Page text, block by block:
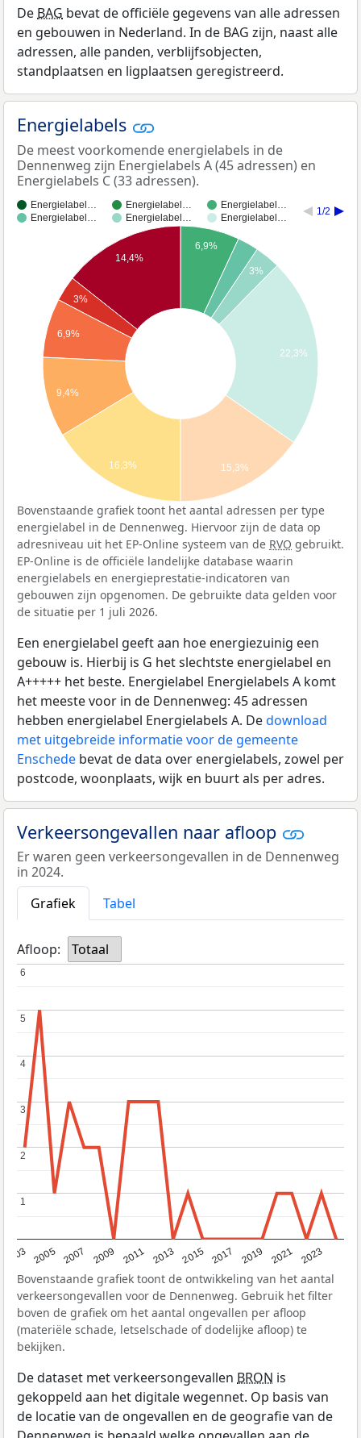
De BAG bevat de officiële gegevens van alle adressen
en gebouwen in Nederland. In de BAG zijn, naast alle
adressen, alle panden, verblijfsobjecten,
standplaatsen en ligplaatsen geregistreerd.
Energielabels
De meest voorkomende energielabels in de
Dennenweg zijn Energielabels A (45 adressen) en
Energielabels C (33 adressen).
Energielabel… Energielabel…
Energielabel…
Energielabel…
Energielabel… Energielabel…
1/2
6,9%
3%
22,3%
14,4%
3%
6,9%
9,4%
16,3% 15,3%
Bovenstaande grafiek toont het aantal adressen per type
energielabel in de Dennenweg. Hiervoor zijn de data op
adresniveau uit het EP-Online systeem van de RVO gebruikt.
EP-Online is de officiële landelijke database waarin
energielabels en energieprestatie-indicatoren van
gebouwen zijn opgenomen. De gebruikte data gelden voor
de situatie per 1 juli 2026.
Een energielabel geeft aan hoe energiezuinig een
gebouw is. Hierbij is G het slechtste energielabel en
A+++++ het beste. Energielabel Energielabels A komt
het meeste voor in de Dennenweg: 45 adressen
hebben energielabel Energielabels A. Dedownload
met uitgebreide informatie voor de gemeente
Enschede bevat de data over energielabels, zowel per
postcode, woonplaats, wijk en buurt als per adres.
Verkeersongevallen naar afloop
Er waren geen verkeersongevallen in de Dennenweg
in 2024.
Grafiek
Tabel
Afloop: Totaal
2003 2005 2007 2009 2011 2013 2015 2017 2019 2021 2023
1
1
2
2
3
3
4
4
5
5
6
6
Bovenstaande grafiek toont de ontwikkeling van het aantal
verkeersongevallen voor de Dennenweg. Gebruik het filter
boven de grafiek om het aantal ongevallen per afloop
(materiële schade, letselschade of dodelijke afloop) te
bekijken.
De dataset met verkeersongevallen BRON is
gekoppeld aan het digitale wegennet. Op basis van
de locatie van de ongevallen en de geografie van de